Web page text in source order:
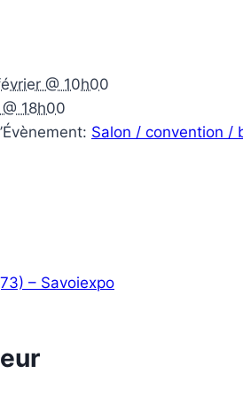
@ 10h00
18h00
Salon / convention /
– Savoiexpo